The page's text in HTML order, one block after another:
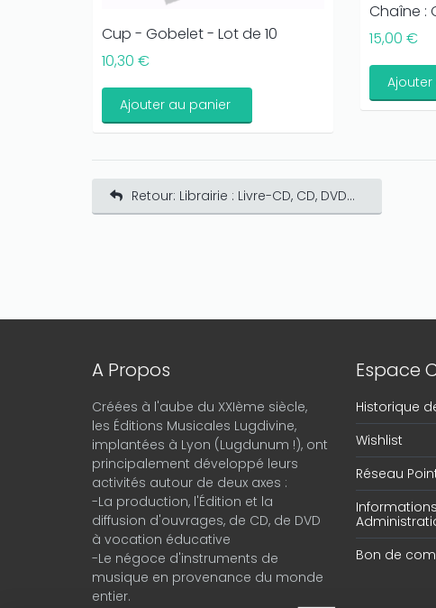
Cup - Gobelet - Lot de 10
10,30 €
Ajouter au panier
Chaîne :
15,00 €
Retour: Librairie : Livre-CD, CD, DVD...
A Propos
Créées à l'aube du XXIème siècle,
les Éditions Musicales Lugdivine,
implantées à Lyon (Lugdunum !), ont
principalement développé leurs
activités autour de deux axes :
-La production, l'Édition et la
diffusion d'ouvrages, de CD, de DVD
à vocation éducative
-Le négoce d'instruments de
musique en provenance du monde
entier.
Espace
Historique
Wishlist
Réseau
Bon de